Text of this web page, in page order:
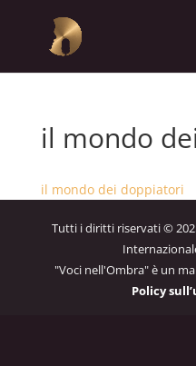
il mondo
il mondo dei doppiatori
Tutti i diritti riservati ©
"Voci nell'Ombra" è un
Policy